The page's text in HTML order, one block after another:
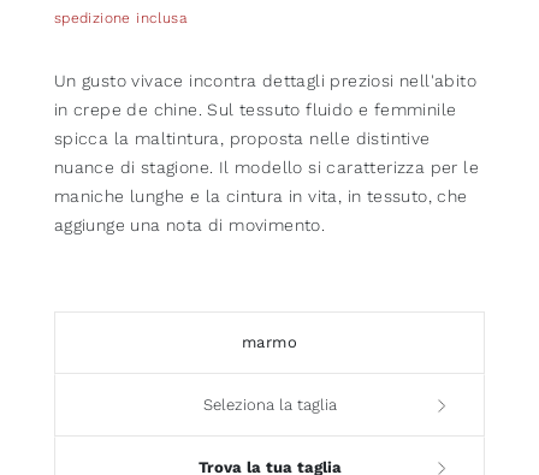
spedizione inclusa
Un gusto vivace incontra dettagli preziosi nell'abito
in crepe de chine. Sul tessuto fluido e femminile
spicca la maltintura, proposta nelle distintive
nuance di stagione. Il modello si caratterizza per le
maniche lunghe e la cintura in vita, in tessuto, che
aggiunge una nota di movimento.
marmo
Seleziona la taglia
Trova la tua taglia